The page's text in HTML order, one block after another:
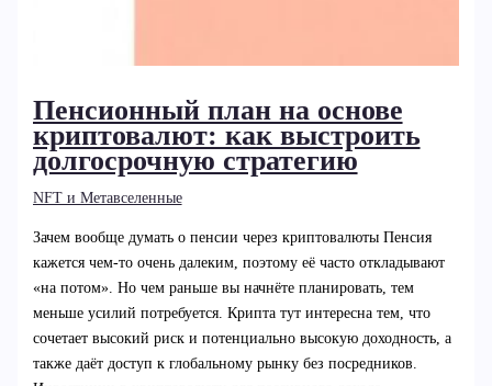
Пенсионный план на основе
криптовалют: как выстроить
долгосрочную стратегию
NFT и Метавселенные
Зачем вообще думать о пенсии через криптовалюты Пенсия
кажется чем‑то очень далеким, поэтому её часто откладывают
«на потом». Но чем раньше вы начнёте планировать, тем
меньше усилий потребуется. Крипта тут интересна тем, что
сочетает высокий риск и потенциально высокую доходность, а
также даёт доступ к глобальному рынку без посредников.